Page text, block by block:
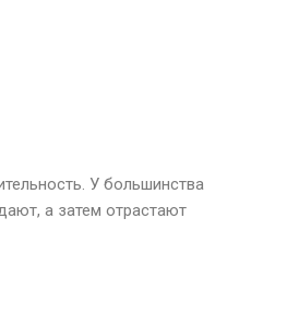
У большинства
а затем отрастают